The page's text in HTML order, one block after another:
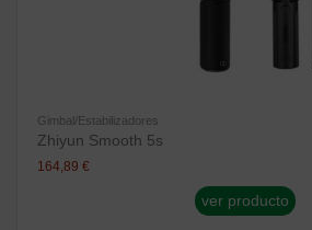
Gimbal/Estabilizadores
Zhiyun Smooth 5s
164,89 €
ver producto